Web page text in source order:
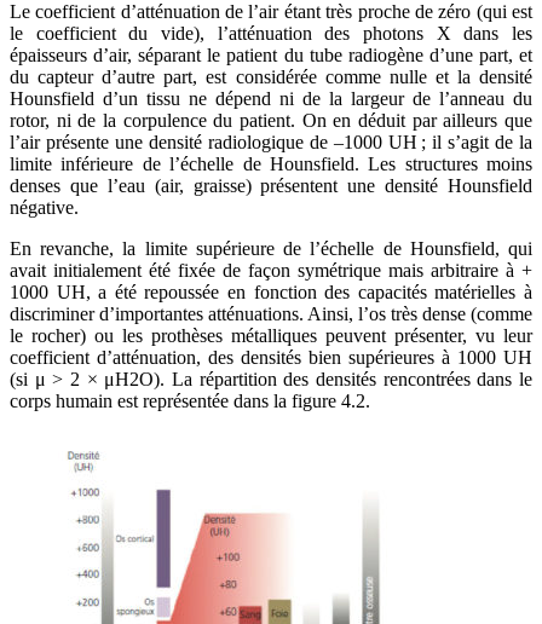
Le coefficient d’atténuation de l’air étant très proche de zéro (qui est
le coefficient du vide), l’atténuation des photons X dans les
épaisseurs d’air, séparant le patient du tube radiogène d’une part, et
du capteur d’autre part, est considérée comme nulle et la densité
Hounsfield d’un tissu ne dépend ni de la largeur de l’anneau du
rotor, ni de la corpulence du patient. On en déduit par ailleurs que
l’air présente une densité radiologique de –1000 UH ; il s’agit de la
limite inférieure de l’échelle de Hounsfield. Les structures moins
denses que l’eau (air, graisse) présentent une densité Hounsfield
négative.
En revanche, la limite supérieure de l’échelle de Hounsfield, qui
avait initialement été fixée de façon symétrique mais arbitraire à +
1000 UH, a été repoussée en fonction des capacités matérielles à
discriminer d’importantes atténuations. Ainsi, l’os très dense (comme
le rocher) ou les prothèses métalliques peuvent présenter, vu leur
coefficient d’atténuation, des densités bien supérieures à 1000 UH
(si μ > 2 × μH2O). La répartition des densités rencontrées dans le
corps humain est représentée dans la figure 4.2.